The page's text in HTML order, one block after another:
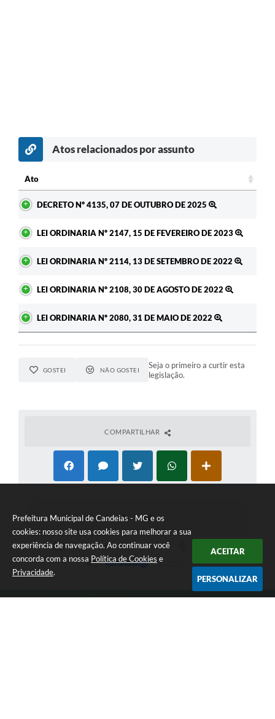
Prefeitura Municipal de Candeias - MG e os
cookies: nosso site usa cookies para melhorar a sua
experiência de navegação. Ao continuar você
concorda com a nossa Política de Cookies e
Privacidade.
ACEITAR
PERSONALIZAR
Atos relacionados por assunto
Ato
DECRETO Nº 4135, 07 DE OUTUBRO DE 2025
LEI ORDINARIA Nº 2147, 15 DE FEVEREIRO DE 2023
LEI ORDINARIA Nº 2114, 13 DE SETEMBRO DE 2022
LEI ORDINARIA Nº 2108, 30 DE AGOSTO DE 2022
LEI ORDINARIA Nº 2080, 31 DE MAIO DE 2022
GOSTEI NÃO GOSTEI
Seja o primeiro a curtir esta
legislação.
COMPARTILHAR